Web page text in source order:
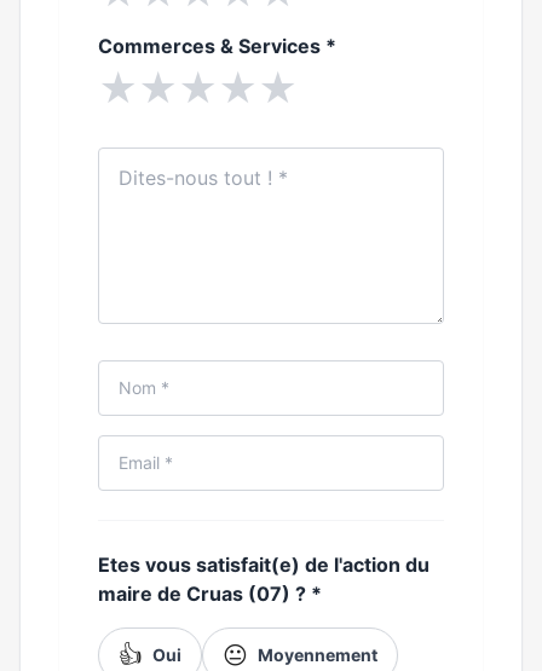
Commerces & Services *
★★★★★
Etes vous satisfait(e) de l'action du
maire de Cruas (07) ? *
👍 Oui 😐 Moyennement